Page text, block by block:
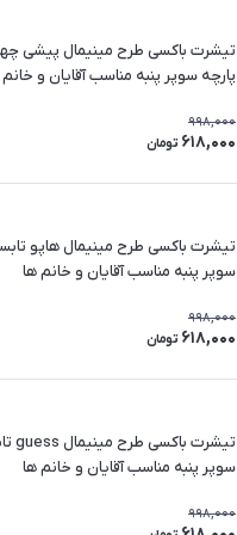
تیشرت باکسی طرح مینیمال پیشی
پارچه سوپر پنبه مناسب آقایان و
998,000
618,000 تومان
سوپر پنبه مناسب آقایان و خانم ها
998,000
618,000 تومان
سوپر پنبه مناسب آقایان و خانم ها
998,000